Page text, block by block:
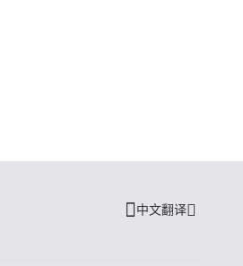
中文翻译